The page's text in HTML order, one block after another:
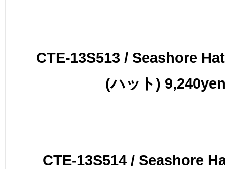
CTE-13S513 / Seashore
(ハット)
CTE-13S514 / Seashore